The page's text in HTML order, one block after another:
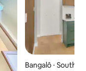
Bangalô ⋅